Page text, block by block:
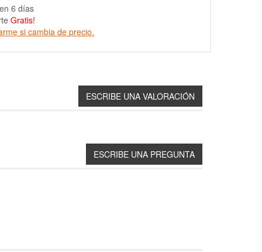
6 días
Gratis!
si cambia de precio.